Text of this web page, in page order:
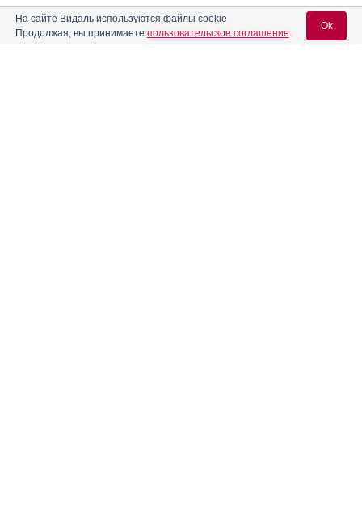
Вас может заинтересовать
На сайте Видаль используются файлы cookie
Продолжая, вы принимаете пользовательское соглашение.
Ok